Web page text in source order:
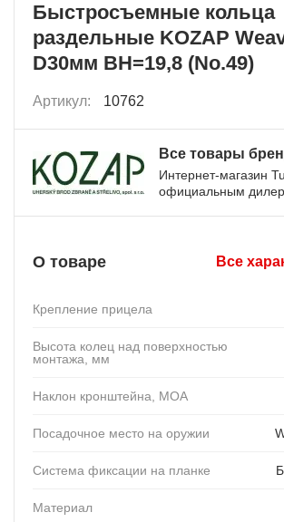
Быстросъемные кольца
раздельные KOZAP
D30мм BH=19,8 (No.49)
Артикул: 10762
Все товары
Интернет-магазин
официальным
О товаре Все
Крепление прицела
Высота колец над поверхностью
монтажа, мм
Наклон кронштейна, MOA
Посадочное место на оружии
Система фиксации на планке
Материал